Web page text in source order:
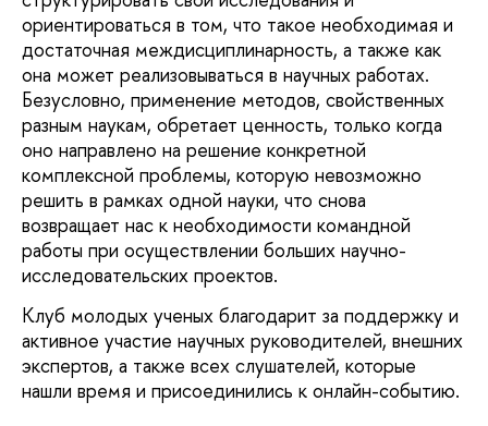
ориентироваться в том, что такое необходимая и
достаточная междисциплинарность, а также как
она может реализовываться в научных работах.
Безусловно, применение методов, свойственных
разным наукам, обретает ценность, только когда
оно направлено на решение конкретной
комплексной проблемы, которую невозможно
решить в рамках одной науки, что снова
возвращает нас к необходимости командной
работы при осуществлении больших научно-
исследовательских проектов.
Клуб молодых ученых благодарит за поддержку и
активное участие научных руководителей, внешних
экспертов, а также всех слушателей, которые
нашли время и присоединились к онлайн-событию.